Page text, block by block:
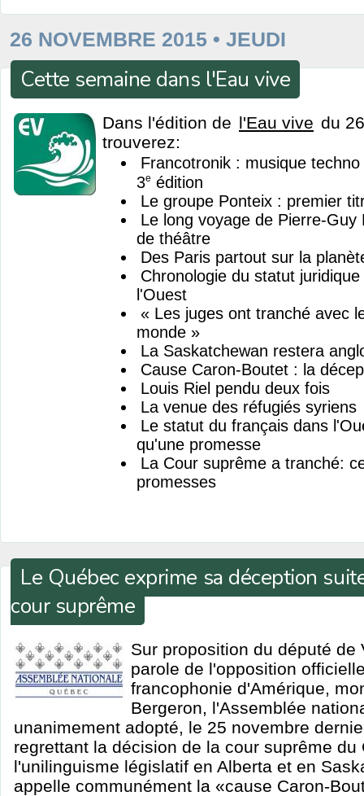
26 NOVEMBRE 2015 • JEUDI
Cette semaine dans l'Eau vive
Dans l'édition de l'Eau vive du
trouverez:
Francotronik : musique
3e édition
Le groupe Ponteix : premier
Le long voyage de Pierre-
de théâtre
Des Paris partout sur la
Chronologie du statut
l'Ouest
« Les juges ont tranché avec
monde »
La Saskatchewan restera
Cause Caron-Boutet : la
Louis Riel pendu deux fois
La venue des réfugiés syriens
Le statut du français dans
qu'une promesse
La Cour suprême a tranché:
promesses
Le Québec exprime sa déception
cour suprême
Sur proposition du député de
parole de l'opposition
francophonie d'Amérique,
Bergeron, l'Assemblée
unanimement adopté, le 25 novembre
regrettant la décision de la cour suprême du
l'unilinguisme législatif en Alberta et en
appelle communément la «cause Caron-